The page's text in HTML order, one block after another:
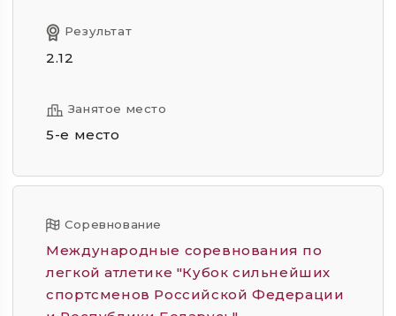
Результат
2.12
Занятое место
5-е место
Соревнование
Международные соревнования по
легкой атлетике "Кубок сильнейших
спортсменов Российской Федерации